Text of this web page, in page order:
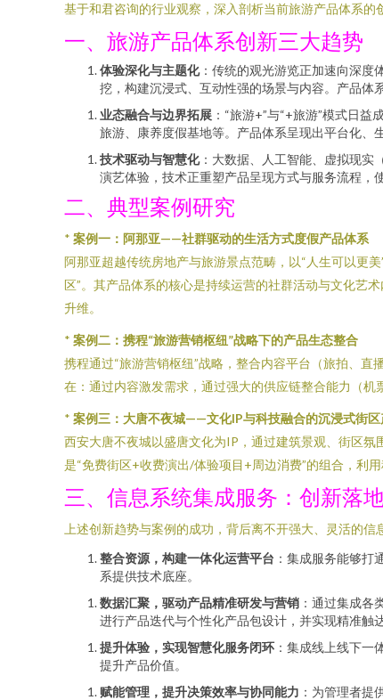
基于和君咨询的行业观察，深入剖析当前旅游产品体系的
一、旅游产品体系创新三大趋势
体验深化与主题化：传统的观光游览正加速向深度
挖，构建沉浸式、互动性强的场景与内容。产品体
业态融合与边界拓展 ：“旅游+”与“+旅游”模式日
旅游、康养度假基地等。产品体系呈现出平台化、
技术驱动与智慧化：大数据、人工智能、虚拟现实
演艺体验，技术正重塑产品呈现方式与服务流程，
二、典型案例研究
* 案例一：阿那亚——社群驱动的生活方式度假产品体系
阿那亚超越传统房地产与旅游景点范畴，以“人生可以更
区”。其产品体系的核心是持续运营的社群活动与文化艺
升维。
* 案例二：携程“旅游营销枢纽”战略下的产品生态整合
携程通过“旅游营销枢纽”战略，整合内容平台（旅拍、
在：通过内容激发需求，通过强大的供应链整合能力（
* 案例三：大唐不夜城——文化IP与科技融合的沉浸式街区
西安大唐不夜城以盛唐文化为IP，通过建筑景观、街区
是“免费街区+收费演出/体验项目+周边消费”的组合，利
三、信息系统集成服务：创新落
上述创新趋势与案例的成功，背后离不开强大、灵活的
整合资源，构建一体化运营平台 ：集成服务能够
系提供技术底座。
数据汇聚，驱动产品精准研发与营销 ：通过集成各
进行产品迭代与个性化产品包设计，并实现精准触
提升体验，实现智慧化服务闭环 ：集成线上线下
提升产品价值。
赋能管理，提升决策效率与协同能力 ：为管理者提